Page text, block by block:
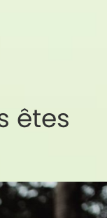
êtes